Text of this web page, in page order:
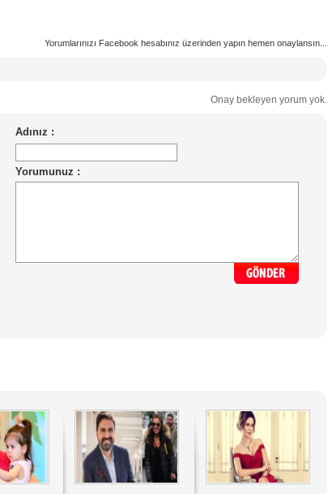
Yorumlarınızı Facebook hesabınız üzerinden yapın hemen onaylansın...
Onay bekleyen yorum yok.